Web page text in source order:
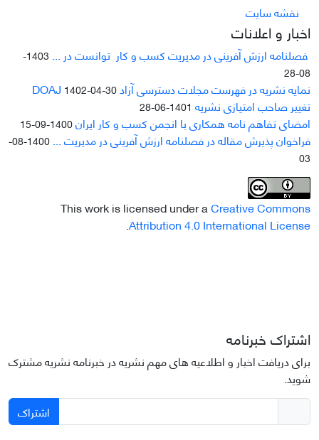
نقشه سایت
اخبار و اعلانات
فصلنامه ارزش آفرینی در مدیریت کسب و کار توانست در ...
1403-
08-28
نمایه نشریه در فهرست مجلات دسترسی آزاد DOAJ1402-04-30
تغییر صاحب امتیازی نشریه 1401-06-28
امضای تفاهم نامه همکاری با انجمن کسب و کار ایران1400-09-15
فراخوان پذیرش مقاله در فصلنامه ارزش آفرینی در مدیریت ...
1400-08-
03
This work is licensed under aCreative Commons
Attribution 4.0 International License
.
اشتراک خبرنامه
برای دریافت اخبار و اطلاعیه های مهم نشریه در خبرنامه نشریه مشترک
شوید.
اشتراک